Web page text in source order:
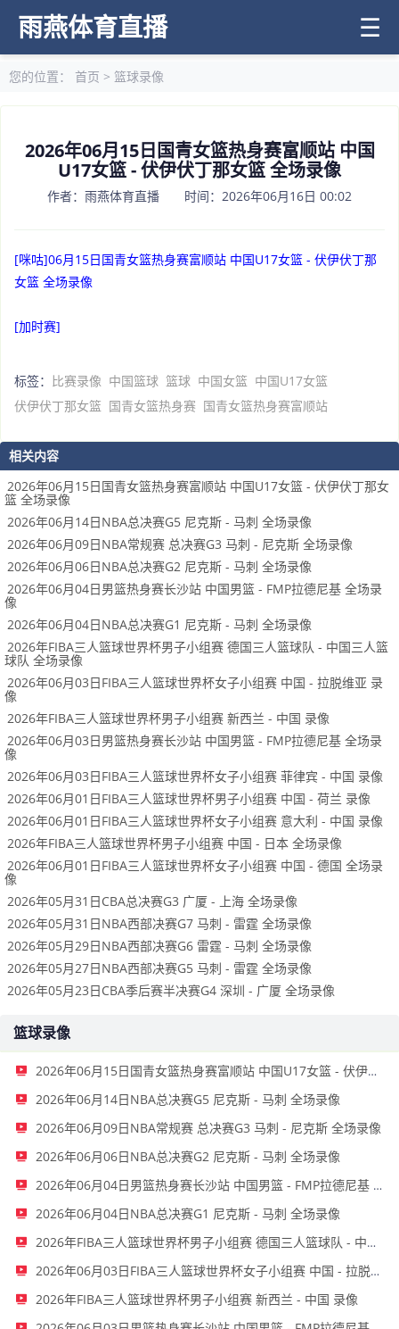
雨燕体育直播 ☰
您的位置： 首页 > 篮球录像
2026年06月15日国青女篮热身赛富顺站 中国
U17女篮 - 伏伊伏丁那女篮 全场录像
作者：雨燕体育直播 时间：2026年06月16日 00:02
[咪咕]06月15日国青女篮热身赛富顺站 中国U17女篮 - 伏伊伏丁那
女篮 全场录像
[加时赛]
标签： 比赛录像 中国篮球 篮球 中国女篮 中国U17女篮
伏伊伏丁那女篮 国青女篮热身赛 国青女篮热身赛富顺站
相关内容
2026年06月15日国青女篮热身赛富顺站 中国U17女篮 - 伏伊伏丁那女
篮 全场录像
2026年06月14日NBA总决赛G5 尼克斯 - 马刺 全场录像
2026年06月09日NBA常规赛 总决赛G3 马刺 - 尼克斯 全场录像
2026年06月06日NBA总决赛G2 尼克斯 - 马刺 全场录像
2026年06月04日男篮热身赛长沙站 中国男篮 - FMP拉德尼基 全场录
像
2026年06月04日NBA总决赛G1 尼克斯 - 马刺 全场录像
2026年FIBA三人篮球世界杯男子小组赛 德国三人篮球队 - 中国三人篮
球队 全场录像
2026年06月03日FIBA三人篮球世界杯女子小组赛 中国 - 拉脱维亚 录
像
2026年FIBA三人篮球世界杯男子小组赛 新西兰 - 中国 录像
2026年06月03日男篮热身赛长沙站 中国男篮 - FMP拉德尼基 全场录
像
2026年06月03日FIBA三人篮球世界杯女子小组赛 菲律宾 - 中国 录像
2026年06月01日FIBA三人篮球世界杯男子小组赛 中国 - 荷兰 录像
2026年06月01日FIBA三人篮球世界杯女子小组赛 意大利 - 中国 录像
2026年FIBA三人篮球世界杯男子小组赛 中国 - 日本 全场录像
2026年06月01日FIBA三人篮球世界杯女子小组赛 中国 - 德国 全场录
像
2026年05月31日CBA总决赛G3 广厦 - 上海 全场录像
2026年05月31日NBA西部决赛G7 马刺 - 雷霆 全场录像
2026年05月29日NBA西部决赛G6 雷霆 - 马刺 全场录像
2026年05月27日NBA西部决赛G5 马刺 - 雷霆 全场录像
2026年05月23日CBA季后赛半决赛G4 深圳 - 广厦 全场录像
篮球录像
2026年06月15日国青女篮热身赛富顺站 中国U17女篮 - 伏伊伏丁那女篮 全场录像
2026年06月14日NBA总决赛G5 尼克斯 - 马刺 全场录像
2026年06月09日NBA常规赛 总决赛G3 马刺 - 尼克斯 全场录像
2026年06月06日NBA总决赛G2 尼克斯 - 马刺 全场录像
2026年06月04日男篮热身赛长沙站 中国男篮 - FMP拉德尼基 全场录像
2026年06月04日NBA总决赛G1 尼克斯 - 马刺 全场录像
2026年FIBA三人篮球世界杯男子小组赛 德国三人篮球队 - 中国三人篮球队 全场录像
2026年06月03日FIBA三人篮球世界杯女子小组赛 中国 - 拉脱维亚 录像
2026年FIBA三人篮球世界杯男子小组赛 新西兰 - 中国 录像